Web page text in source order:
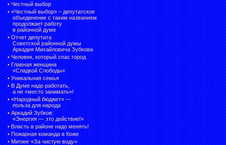
• Честный выбор
• «Честный выбор» – депутатское
объединение с таким названием
продолжает работу
в районной думе
• Отчет депутата
Советской районной думы
Аркадия Михайловича Зубкова
• Человек, который спас город
• Главная женщина
«Сладкой Слободы»
• Уникальная семья
• В Думе надо работать,
а не «место занимать»!
• «Народный бюджет» —
польза для народа
• Аркадий Зубков:
«Энергия — это действие!»
• Власть в районе надо менять!
• Пожарная команда в Коже
• Митинг «За чистую воду»